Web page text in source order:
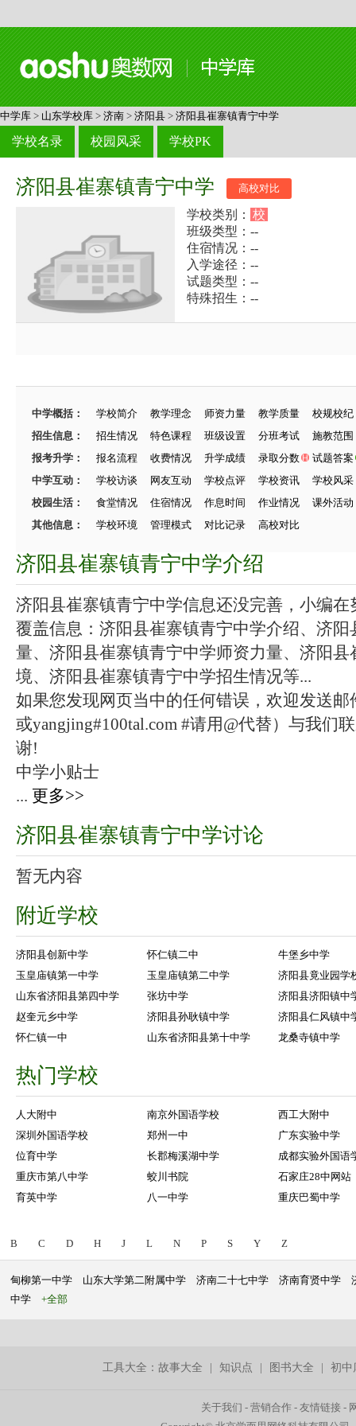
中学库 > 山东学校库 > 济南 > 济阳县 > 济阳县崔寨镇青宁中学
学校名录 校园风采 学校PK
济阳县崔寨镇青宁中学 高校对比
学校类别： 校
班级类型：--
住宿情况：--
入学途径：--
试题类型：--
特殊招生：--
中学概括： 学校简介 教学理念 师资力量 教学质量
校规校纪
招生信息：
招生情况 特色课程 班级设置 分班考试
施教范围
报考升学：
报名流程 收费情况 升学成绩 录取分数
试题答案
中学互动：
学校访谈 网友互动 学校点评 学校资讯
学校风采
校园生活：
食堂情况 住宿情况 作息时间 作业情况
课外活动
其他信息：
学校环境 管理模式 对比记录 高校对比
济阳县崔寨镇青宁中学介绍
济阳县崔寨镇青宁中学信息还没完善，小编在
覆盖信息：济阳县崔寨镇青宁中学介绍、济
量、济阳县崔寨镇青宁中学师资力量、济阳
境、济阳县崔寨镇青宁中学招生情况等...
如果您发现网页当中的任何错误，欢迎发送邮
或yangjing#100tal.com #请用@代替）与我们
谢!
中学小贴士
... 更多>>
济阳县崔寨镇青宁中学讨论
暂无内容
附近学校
济阳县创新中学 怀仁镇二中
牛堡乡中学
玉皇庙镇第一中学
玉皇庙镇第二中学
济阳县竟业园学
山东省济阳县第四中学
张坊中学
济阳县济阳镇中
赵奎元乡中学
济阳县孙耿镇中学
济阳县仁风镇中
怀仁镇一中
山东省济阳县第十中学 龙桑寺镇中学
热门学校
人大附中 南京外国语学校
西工大附中
深圳外国语学校
郑州一中
广东实验中学
位育中学
长郡梅溪湖中学
成都实验外国语
重庆市第八中学
蛟川书院
石家庄28中网站
育英中学
八一中学 重庆巴蜀中学
B C D H J L N P S Y Z
甸柳第一中学 山东大学第二附属中学 济南二十七中学 济南育贤中学
中学
+全部
工具大全：故事大全 |知识点 图书大全 |初中
关于我们 -营销合作 -友情链接 -